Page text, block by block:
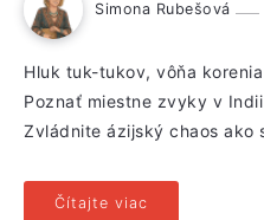
Simona Rubešová
Hluk tuk-tukov, vôňa
Poznať miestne zvyky v
Zvládnite ázijský chaos ako
Čítajte viac